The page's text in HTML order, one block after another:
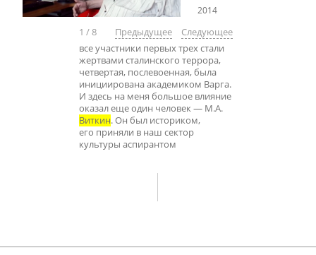
2014
1 /8 Предыдущее
Следующее
все участники первых трех стали
жертвами сталинского террора,
четвертая, послевоенная, была
инициирована академиком Варга.
И здесь на меня большое влияние
оказал еще один человек — М.А.
Виткин. Он был историком,
его приняли в наш сектор
культуры аспирантом